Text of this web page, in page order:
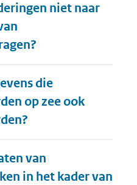
niet naar
die
op zee ook
van
in het kader van